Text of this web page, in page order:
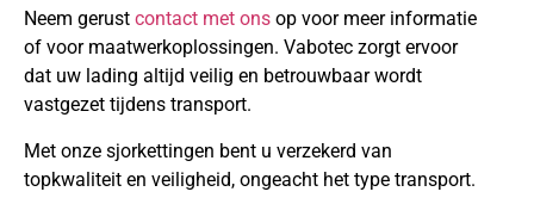
Neem gerust contact met ons op voor meer informatie
of voor maatwerkoplossingen. Vabotec zorgt ervoor
dat uw lading altijd veilig en betrouwbaar wordt
vastgezet tijdens transport.
Met onze sjorkettingen bent u verzekerd van
topkwaliteit en veiligheid, ongeacht het type transport.